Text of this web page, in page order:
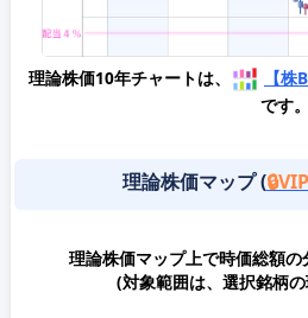
理論株価10年チャートは、 【
です。
理論株価マップ (
理論株価マップ上で時価総額の
(対象範囲は、選択銘柄